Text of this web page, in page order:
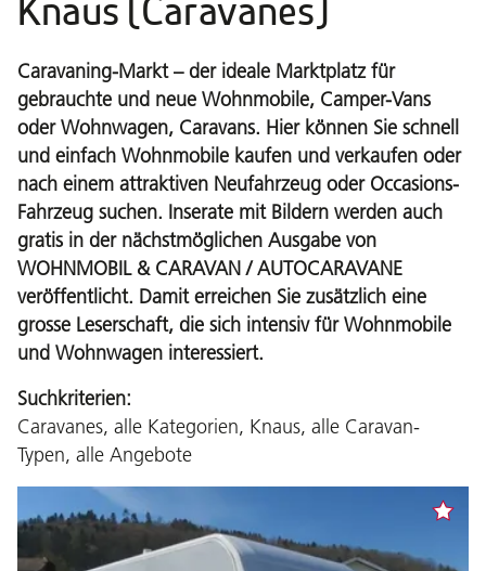
Knaus (Caravanes)
Caravaning-Markt – der ideale Marktplatz für
gebrauchte und neue Wohnmobile, Camper-Vans
oder Wohnwagen, Caravans. Hier können Sie schnell
und einfach Wohnmobile kaufen und verkaufen oder
nach einem attraktiven Neufahrzeug oder Occasions-
Fahrzeug suchen. Inserate mit Bildern werden auch
gratis in der nächstmöglichen Ausgabe von
WOHNMOBIL & CARAVAN / AUTOCARAVANE
veröffentlicht. Damit erreichen Sie zusätzlich eine
grosse Leserschaft, die sich intensiv für Wohnmobile
und Wohnwagen interessiert.
Suchkriterien:
Caravanes, alle Kategorien, Knaus, alle Caravan-
Typen, alle Angebote